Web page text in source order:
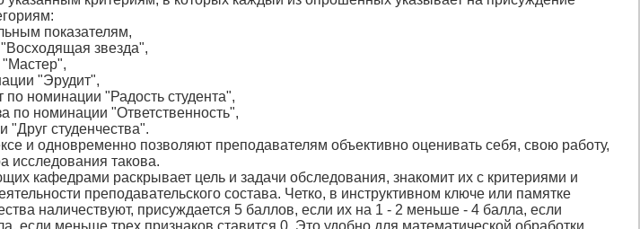
показателям,
звезда",
"Эрудит",
номинации "Радость студента",
по номинации "Ответственность",
"Друг студенчества".
и одновременно позволяют преподавателям объективно оценивать себя, свою работу,
исследования такова.
кафедрами раскрывает цель и задачи обследования, знакомит их с критериями и
преподавательского состава. Четко, в инструктивном ключе или памятке
наличествуют, присуждается 5 баллов, если их на 1 - 2 меньше - 4 балла, если
если меньше трех признаков ставится 0. Это удобно для математической обработки